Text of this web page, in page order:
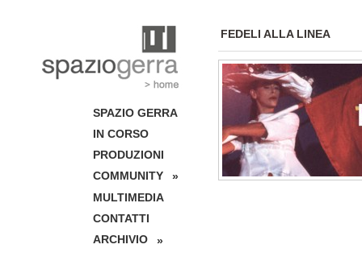
FEDELI ALLA LINEA
SPAZIO GERRA
IN CORSO
PRODUZIONI
COMMUNITY
»
MULTIMEDIA
CONTATTI
ARCHIVIO
»